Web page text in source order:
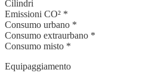
Cilindri
Emissioni CO² *
Consumo urbano *
Consumo extraurbano *
Consumo misto *
Equipaggiamento